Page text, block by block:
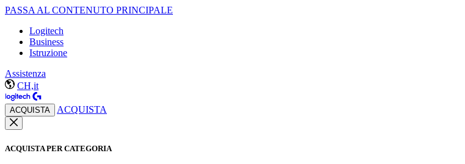
PASSA AL CONTENUTO PRINCIPALE
Logitech
Business
Istruzione
Assistenza
CH,it
ACQUISTA ACQUISTA
ACQUISTA PER CATEGORIA